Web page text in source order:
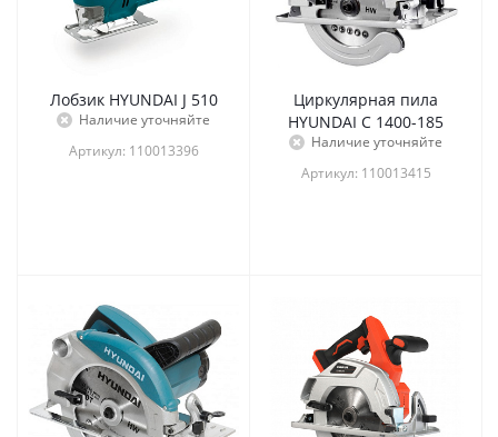
Лобзик HYUNDAI J 510
Наличие уточняйте
Артикул: 110013396
Циркулярная пила
HYUNDAI C 1400-185
Наличие уточняйте
Артикул: 110013415